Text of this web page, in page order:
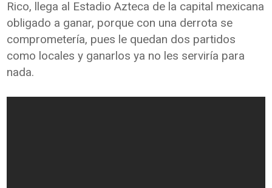
Rico, llega al Estadio Azteca de la capital mexicana
obligado a ganar, porque con una derrota se
comprometería, pues le quedan dos partidos
como locales y ganarlos ya no les serviría para
nada.